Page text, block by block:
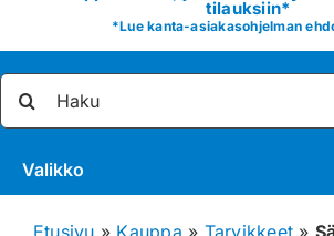
tilauksiin*
*Lue kanta-asiakasohjelman
Valikko
Pokémon